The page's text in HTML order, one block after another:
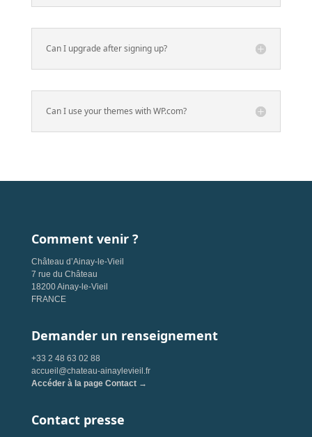
Can I upgrade after signing up?
Can I use your themes with WP.com?
Comment venir ?
Château d’Ainay-le-Vieil
7 rue du Château
18200 Ainay-le-Vieil
FRANCE
Demander un renseignement
+33 2 48 63 02 88
accueil@chateau-ainaylevieil.fr
Accéder à la page Contact →
Contact presse